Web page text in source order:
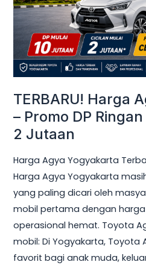
TERBARU! Harga
– Promo DP
2 Jutaan
Harga Agya Yogyakarta
Harga Agya Yogyakarta
yang paling dicari oleh
mobil pertama dengan
operasional hemat. Toyota
mobil: Di Yogyakarta, Toyota
favorit bagi anak muda,
Promo
DP
Ringan
Cicilan
2
Jutaan